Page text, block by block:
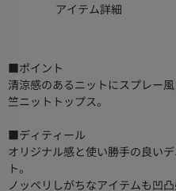
アイテム詳細
■ポイント
清涼感のあるニットにスプレー
竺ニットトップス。
■ディティール
オリジナル感と使い勝手の良い
ト。
ノッペリしがちなアイテムも凹